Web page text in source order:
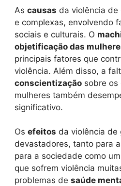
As causas da violência de
e complexas, envolvendo
sociais e culturais. O
objetificação das
principais fatores que
violência. Além disso, a
conscientização sobre os
mulheres também
significativo.
Os efeitos da violência de
devastadores, tanto para
para a sociedade como
que sofrem violência
problemas de saúde